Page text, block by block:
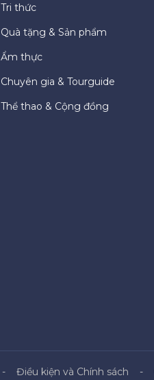
Tri thức
Quà tặng & Sản phẩm
Ẩm thực
Chuyên gia & Tourguide
Thể thao & Cộng đồng
Điều kiện và Chính sách